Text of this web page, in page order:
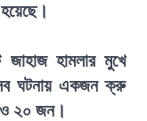
হামলার মুখে
ঘটনায় একজন ক্রু
২০ জন।